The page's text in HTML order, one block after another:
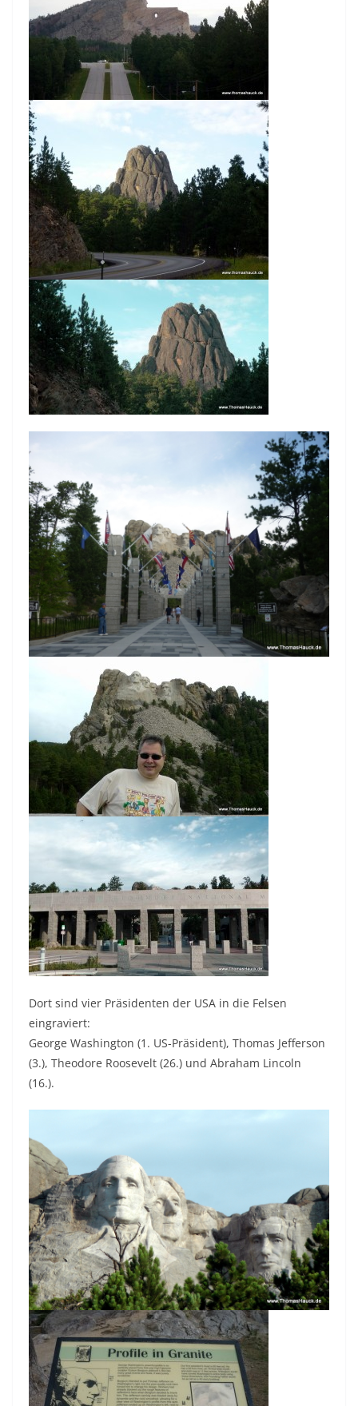
Dort sind vier Präsidenten der USA in die Felsen
eingraviert:
George Washington (1. US-Präsident), Thomas Jefferson
(3.), Theodore Roosevelt (26.) und Abraham Lincoln
(16.).